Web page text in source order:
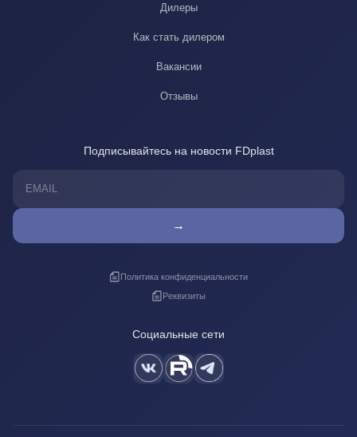
Дилеры
Как стать дилером
Вакансии
Отзывы
Подписывайтесь на новости FDplast
→
Политика конфиденциальности
Реквизиты
Социальные сети